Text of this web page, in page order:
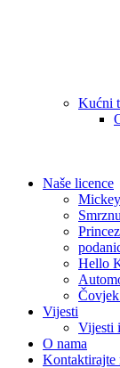
Kućni
Naše licence
Hello
Vijesti
Vijesti
O nama
Kontaktirajte